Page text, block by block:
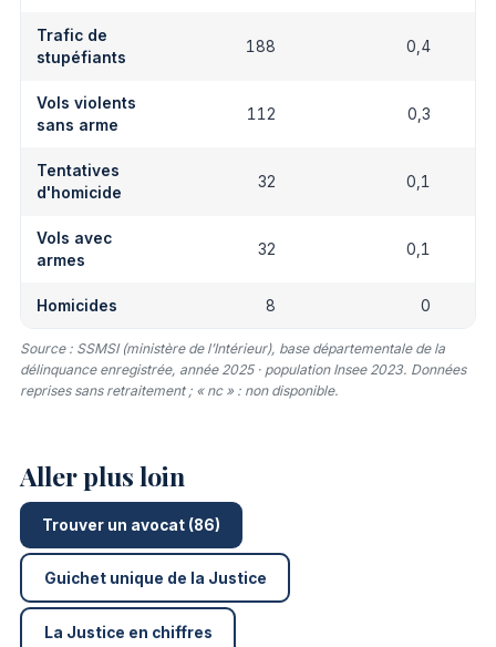
Trafic de
stupéfiants
188 0,4
Vols violents
sans arme
112 0,3
Tentatives
d'homicide
32 0,1
Vols avec
armes
32 0,1
Homicides 8 0
Source : SSMSI (ministère de l’Intérieur), base départementale de la
délinquance enregistrée, année 2025 · population Insee 2023. Données
reprises sans retraitement ; « nc » : non disponible.
Aller plus loin
Trouver un avocat (86)
Guichet unique de la Justice
La Justice en chiffres